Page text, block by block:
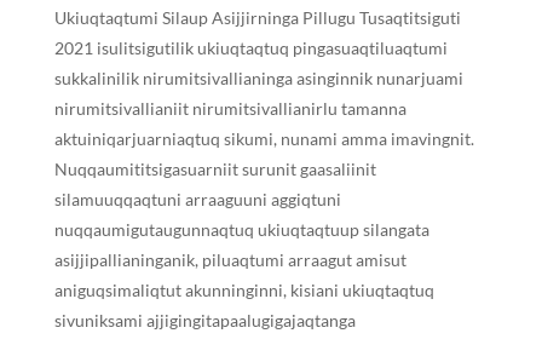
Ukiuqtaqtumi Silaup Asijjirninga Pillugu Tusaqtitsiguti
2021 isulitsigutilik ukiuqtaqtuq pingasuaqtiluaqtumi
sukkalinilik nirumitsivallianinga asinginnik nunarjuami
nirumitsivallianiit nirumitsivallianirlu tamanna
aktuiniqarjuarniaqtuq sikumi, nunami amma imavingnit.
Nuqqaumititsigasuarniit surunit gaasaliinit
silamuuqqaqtuni arraaguuni aggiqtuni
nuqqaumigutaugunnaqtuq ukiuqtaqtuup silangata
asijjipallianinganik, piluaqtumi arraagut amisut
aniguqsimaliqtut akunninginni, kisiani ukiuqtaqtuq
sivuniksami ajjigingitapaalugigajaqtanga